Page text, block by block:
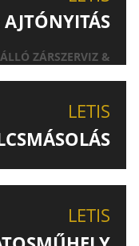
ZÁRSZERVIZ &
LETIS
LETIS